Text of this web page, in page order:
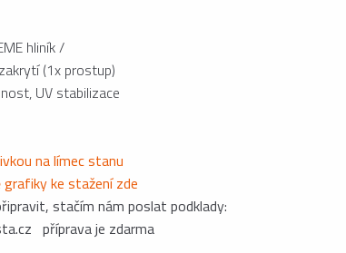
hliník /
(1x prostup)
UV stabilizace
na límec stanu
grafiky ke stažení zde
stačím nám poslat podklady:
příprava je zdarma